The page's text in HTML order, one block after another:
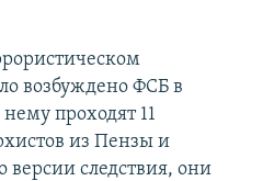
возбуждено ФСБ в
проходят 11
из Пензы и
версии следствия, они